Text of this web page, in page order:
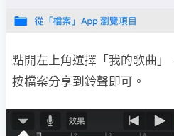
點開左上角選擇「我的歌曲
按檔案分享到鈴聲即可。